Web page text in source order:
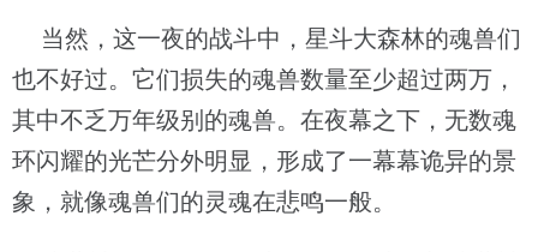
当然，这一夜的战斗中，星斗大森林的魂兽们
也不好过。它们损失的魂兽数量至少超过两万，
其中不乏万年级别的魂兽。在夜幕之下，无数魂
环闪耀的光芒分外明显，形成了一幕幕诡异的景
象，就像魂兽们的灵魂在悲鸣一般。